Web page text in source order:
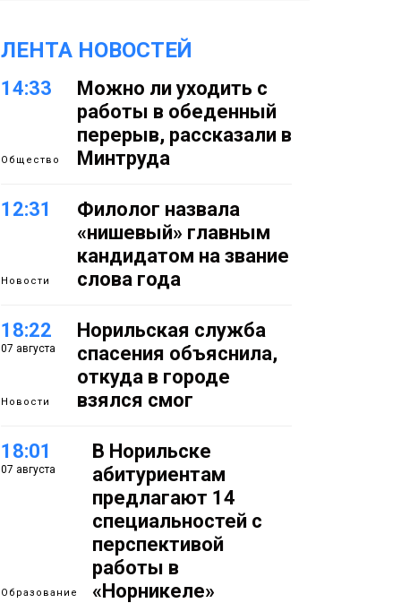
ЛЕНТА НОВОСТЕЙ
14:33
Общество
Можно ли уходить с
работы в обеденный
перерыв, рассказали в
Минтруда
12:31
Новости
Филолог назвала
«нишевый» главным
кандидатом на звание
слова года
18:22
07 августа
Новости
Норильская служба
спасения объяснила,
откуда в городе
взялся смог
18:01
07 августа
Образование
В Норильске
абитуриентам
предлагают 14
специальностей с
перспективой
работы в
«Норникеле»